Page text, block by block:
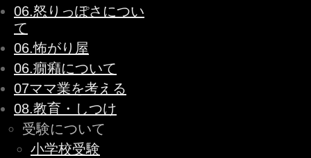
06.怒りっぽさについ
て
06.怖がり屋
06.癇癪について
07ママ業を考える
08.教育・しつけ
受験について
小学校受験